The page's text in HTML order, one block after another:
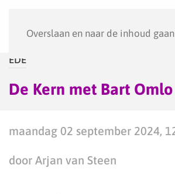
Overslaan en naar de inhoud gaan
EDE
De Kern met Bart Omlo
maandag 02 september 2024,
door Arjan van Steen